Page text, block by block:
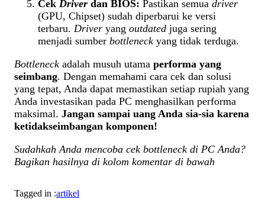
Cek Driver dan BIOS: Pastikan semua driver
(GPU, Chipset) sudah diperbarui ke versi
terbaru. Driver yang outdated juga sering
menjadi sumber bottleneck yang tidak terduga.
Bottleneck adalah musuh utama performa yang
seimbang. Dengan memahami cara cek dan solusi
yang tepat, Anda dapat memastikan setiap rupiah yang
Anda investasikan pada PC menghasilkan performa
maksimal. Jangan sampai uang Anda sia-sia karena
ketidakseimbangan komponen!
Sudahkah Anda mencoba cek bottleneck di PC Anda?
Bagikan hasilnya di kolom komentar di bawah
Tagged in :artikel